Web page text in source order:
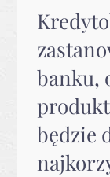
banku,
będzie